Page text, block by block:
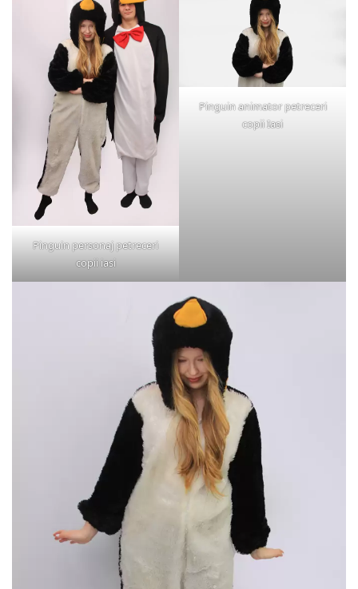
Pinguin personaj petreceri
copii iasi
Pinguin animator petreceri
copii Iasi